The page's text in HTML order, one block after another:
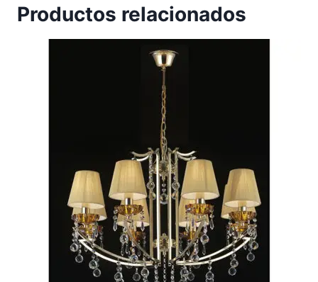
Productos relacionados